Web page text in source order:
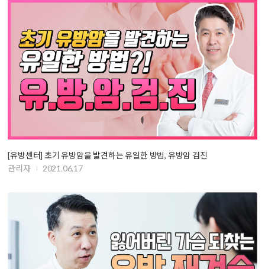
[유방센터] 초기 유방암을 발견하는 유일한 방법, 유방암 검진
관리자
2021.06.17